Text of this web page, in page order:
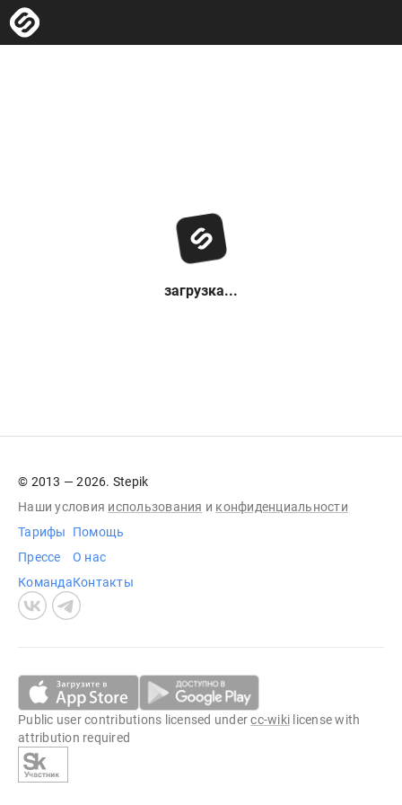
загрузка...
© 2013 — 2026. Stepik
Наши условия использования и конфиденциальности
Тарифы
Прессе
Команда
Помощь
О нас
Контакты
Public user contributions licensed undercc-wiki license with
attribution required